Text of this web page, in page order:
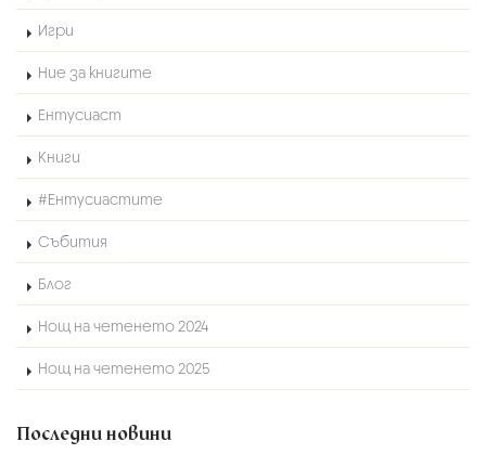
Игри
Ние за книгите
Ентусиаст
Книги
#Ентусиастите
Събития
Блог
Нощ на четенето 2024
Нощ на четенето 2025
Последни новини